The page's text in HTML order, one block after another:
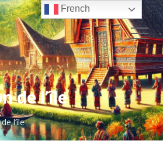
de l’île
l’île
French